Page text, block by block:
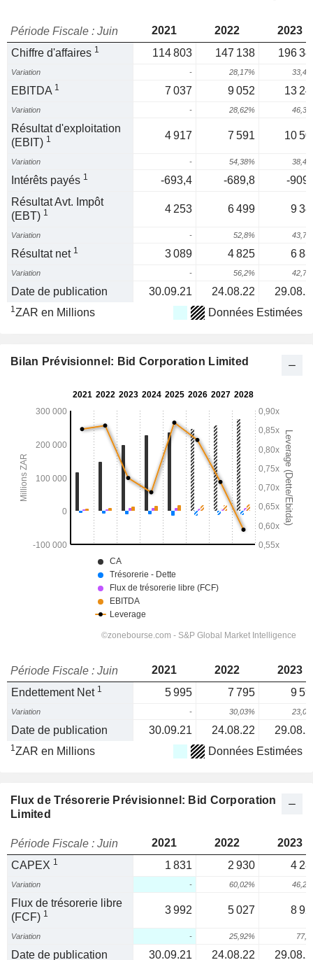
Période Fiscale : Juin 2021 2022
2023
Chiffre d'affaires 1 114 803 147 138 196
Variation - 28,17%
EBITDA 1 7 037 9 052 13
Variation - 28,62%
Résultat d'exploitation
(EBIT) 1 4 917 7 591 10
Variation - 54,38%
Intérêts payés 1 -693,4 -689,8
-
Résultat Avt. Impôt
(EBT) 1 4 253 6 499 9
Variation - 52,8%
Résultat net 1 3 089 4 825 6
Variation - 56,2%
Date de publication 30.09.21 24.08.22
1ZAR en Millions Données Estimées
Bilan Prévisionnel: Bid Corporation Limited
Période Fiscale : Juin 2021 2022
2023
Endettement Net 1 5 995 7 795 9
Variation - 30,03%
Date de publication 30.09.21 24.08.22
1ZAR en Millions Données Estimées
Flux de Trésorerie Prévisionnel: Bid Corporation
Limited
Période Fiscale : Juin 2021 2022
2023
CAPEX 1 1 831 2 930 4
Variation - 60,02%
Flux de trésorerie libre
(FCF) 1 3 992 5 027 8
Variation - 25,92%
Date de publication 30.09.21 24.08.22